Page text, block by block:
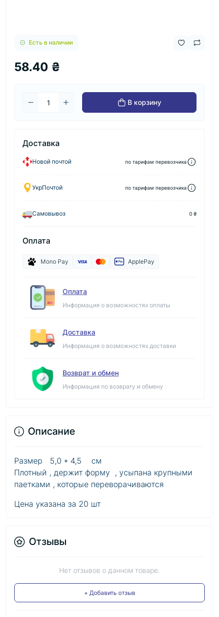
Есть в наличии
58.40 ₴
В корзину
Доставка
Новой почтой по тарифам перевозчика
УкрПочтой по тарифам перевозчика
Самовывоз 0 ₴
Оплата
Mono Pay ApplePay
Оплата
Информация о возможностях оплаты
Доставка
Информация о возможностях доставки
Возврат и обмен
Информация по возврату и обмену
Описание
Размер 5,0 * 4,5 см
Плотный , держит форму , усыпана крупными
паетками , которые переворачиваются
Цена указана за 20 шт
Отзывы
Нет отзывов о данном товаре.
+ Добавить отзыв